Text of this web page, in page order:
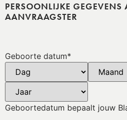
PERSOONLIJKE
AANVRAAGSTER
Geboorte datum*
Geboortedatum bepaalt jouw